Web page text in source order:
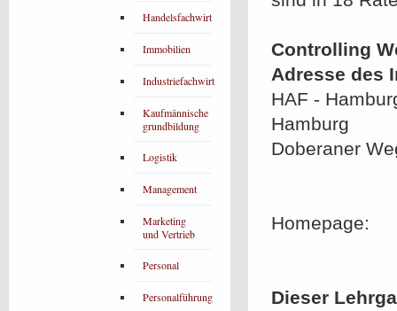
Controlling
Adresse des
HAF -
Hamburg
Doberaner
Homepage:
Dieser
Handelsfachwirt
Immobilien
Industriefachwirt
Kaufmännische
grundbildung
Logistik
Management
Marketing
und Vertrieb
Personal
Personalführung